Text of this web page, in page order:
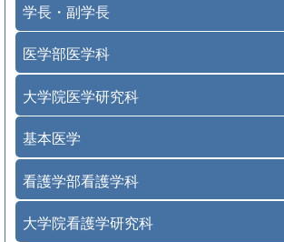
学長・副学長
医学部医学科
大学院医学研究科
基本医学
看護学部看護学科
大学院看護学研究科